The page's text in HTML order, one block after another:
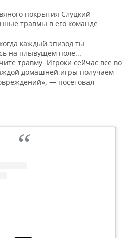
покрытия Слуцкий
травмы в его команде.
каждый эпизод ты
на плывущем поле...
травму. Игроки сейчас все во
домашней игры получаем
— посетовал